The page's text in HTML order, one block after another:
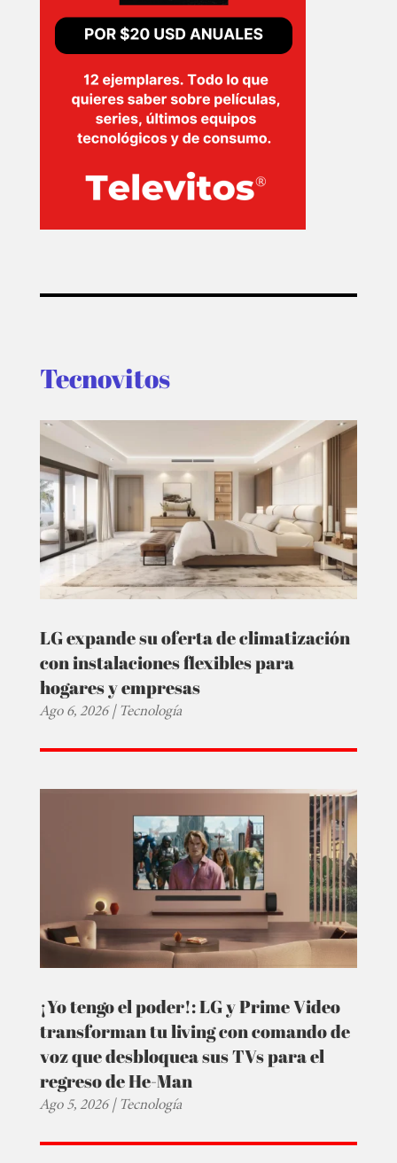
Tecnovitos
LG expande su oferta de climatización
con instalaciones flexibles para
hogares y empresas
Ago 6, 2026|Tecnología
¡Yo tengo el poder!: LG y Prime Video
transforman tu living con comando de
voz que desbloquea sus TVs para el
regreso de He-Man
Ago 5, 2026|Tecnología